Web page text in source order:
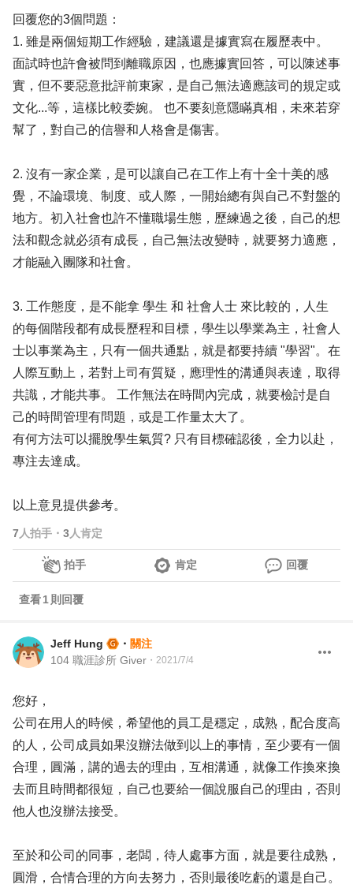
回覆您的3個問題：
1. 雖是兩個短期工作經驗，建議還是據實寫在履歷表中。
面試時也許會被問到離職原因，也應據實回答，可以陳述事
實，但不要惡意批評前東家，是自己無法適應該司的規定或
文化...等，這樣比較委婉。 也不要刻意隱瞞真相，未來若穿
幫了，對自己的信譽和人格會是傷害。
2. 沒有一家企業，是可以讓自己在工作上有十全十美的感
覺，不論環境、制度、或人際，一開始總有與自己不對盤的
地方。初入社會也許不懂職場生態，歷練過之後，自己的想
法和觀念就必須有成長，自己無法改變時，就要努力適應，
才能融入團隊和社會。
3. 工作態度，是不能拿 學生 和 社會人士 來比較的，人生
的每個階段都有成長歷程和目標，學生以學業為主，社會人
士以事業為主，只有一個共通點，就是都要持續 "學習"。在
人際互動上，若對上司有質疑，應理性的溝通與表達，取得
共識，才能共事。 工作無法在時間內完成，就要檢討是自
己的時間管理有問題，或是工作量太大了。
有何方法可以擺脫學生氣質? 只有目標確認後，全力以赴，
專注去達成。
以上意見提供參考。
7 人拍手 ・ 3人肯定
拍手 肯定 回覆
查看1 則回覆
Jeff Hung ・ 關注
104 職涯診所 Giver ・ 2021/7/4
您好，
公司在用人的時候，希望他的員工是穩定，成熟，配合度高
的人，公司成員如果沒辦法做到以上的事情，至少要有一個
合理，圓滿，講的過去的理由，互相溝通，就像工作換來換
去而且時間都很短，自己也要給一個說服自己的理由，否則
他人也沒辦法接受。
至於和公司的同事，老闆，待人處事方面，就是要往成熟，
圓滑，合情合理的方向去努力，否則最後吃虧的還是自己。